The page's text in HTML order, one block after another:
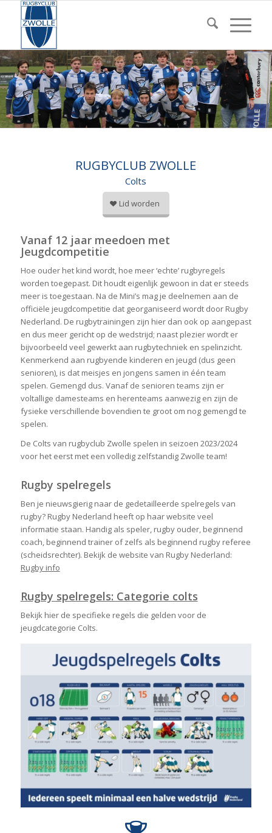
RUGBYCLUB ZWOLLE
Colts
Lid worden
Vanaf 12 jaar meedoen met
Jeugdcompetitie
Hoe ouder het kind wordt, hoe meer ‘echte’ rugbyregels
worden toegepast. Dit houdt eigenlijk gewoon in dat er steeds
meer is toegestaan. Na de Mini’s mag je deelnemen aan de
officiële jeugdcompetitie dat georganiseerd wordt door Rugby
Nederland. De rugbytrainingen zijn hier dan ook op aangepast
en dus meer gericht op de wedstrijd; naast plezier wordt er
bijvoorbeeld veel gewerkt aan rugbytechniek en spelinzicht.
Kenmerkend aan rugbyende kinderen en jeugd (dus geen
senioren), is dat meisjes en jongens samen in één team
spelen. Gemengd dus. Vanaf de senioren teams zijn er
voltallige damesteams en herenteams aanwezig en zijn de
fysieke verschillende bovendien te groot om nog gemengd te
spelen.
De Colts van rugbyclub Zwolle spelen in seizoen 2023/2024
voor het eerst met een volledig zelfstandig Zwolle team!
Rugby spelregels
Ben je nieuwsgierig naar de gedetailleerde spelregels van
rugby? Rugby Nederland heeft op haar website veel
informatie staan. Handig als speler, rugby ouder, beginnend
coach, beginnend trainer of zelfs als beginnend rugby referee
(scheidsrechter). Bekijk de website van Rugby Nederland:
Rugby info
Rugby spelregels: Categorie colts
Bekijk hier de specifieke regels die gelden voor de
jeugdcategorie Colts.